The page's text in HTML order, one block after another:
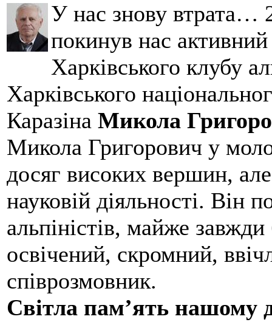
У нас знову втрата…
покинув нас
Харківського клубу
Харківського
Каразіна Микола
Микола Григорович у
досяг високих вершин,
науковій діяльності. Він
альпіністів, майже
освічений, скромний,
співрозмовник.
Світла пам’ять нашому